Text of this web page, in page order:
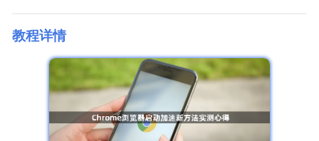
教程详情